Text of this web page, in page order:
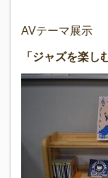
AVテーマ展示
「ジャズを楽し